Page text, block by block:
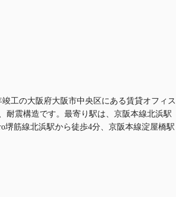
ちらへ
竣工の大阪府大阪市中央区にある賃貸オフィス
耐震構造です。最寄り駅は、京阪本線北浜駅
堺筋線北浜駅から徒歩4分、京阪本線淀屋橋駅